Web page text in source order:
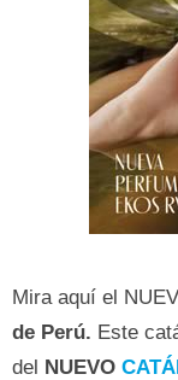
Mira aquí el
de Perú. Este
del NUEVO